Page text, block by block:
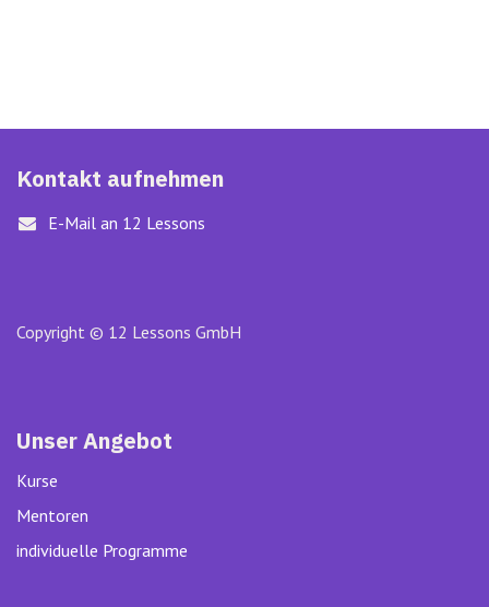
Kontakt aufnehmen
E-Mail an 12 Lessons
Copyright © 12 Lessons GmbH
Unser Angebot
Kurse
Mentoren
individuelle Programme